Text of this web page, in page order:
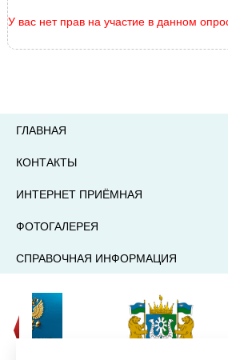
У вас нет прав на участие в данном
ГЛАВНАЯ
КОНТАКТЫ
ИНТЕРНЕТ ПРИЁМНАЯ
ФОТОГАЛЕРЕЯ
СПРАВОЧНАЯ ИНФОРМАЦИЯ